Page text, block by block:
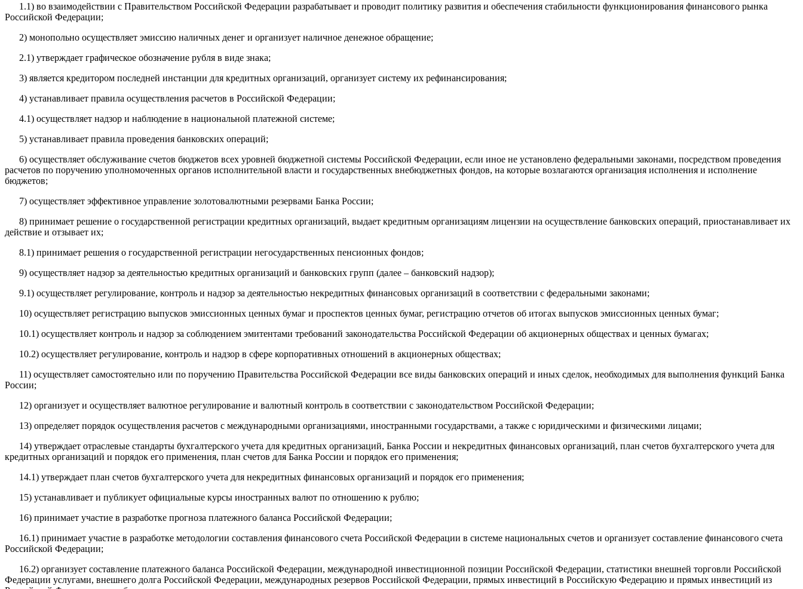
1.1) во взаимодействии с Правительством Российской Федерации разрабатывает и проводит политику развития и обеспечения стабильности функционирования финансового рынка
Российской Федерации;
2) монопольно осуществляет эмиссию наличных денег и организует наличное денежное обращение;
2.1) утверждает графическое обозначение рубля в виде знака;
3) является кредитором последней инстанции для кредитных организаций, организует систему их рефинансирования;
4) устанавливает правила осуществления расчетов в Российской Федерации;
4.1) осуществляет надзор и наблюдение в национальной платежной системе;
5) устанавливает правила проведения банковских операций;
6) осуществляет обслуживание счетов бюджетов всех уровней бюджетной системы Российской Федерации, если иное не установлено федеральными законами, посредством проведения
расчетов по поручению уполномоченных органов исполнительной власти и государственных внебюджетных фондов, на которые возлагаются организация исполнения и исполнение
бюджетов;
7) осуществляет эффективное управление золотовалютными резервами Банка России;
8) принимает решение о государственной регистрации кредитных организаций, выдает кредитным организациям лицензии на осуществление банковских операций, приостанавливает их
действие и отзывает их;
8.1) принимает решения о государственной регистрации негосударственных пенсионных фондов;
9) осуществляет надзор за деятельностью кредитных организаций и банковских групп (далее – банковский надзор);
9.1) осуществляет регулирование, контроль и надзор за деятельностью некредитных финансовых организаций в соответствии с федеральными законами;
10) осуществляет регистрацию выпусков эмиссионных ценных бумаг и проспектов ценных бумаг, регистрацию отчетов об итогах выпусков эмиссионных ценных бумаг;
10.1) осуществляет контроль и надзор за соблюдением эмитентами требований законодательства Российской Федерации об акционерных обществах и ценных бумагах;
10.2) осуществляет регулирование, контроль и надзор в сфере корпоративных отношений в акционерных обществах;
11) осуществляет самостоятельно или по поручению Правительства Российской Федерации все виды банковских операций и иных сделок, необходимых для выполнения функций Банка
России;
12) организует и осуществляет валютное регулирование и валютный контроль в соответствии с законодательством Российской Федерации;
13) определяет порядок осуществления расчетов с международными организациями, иностранными государствами, а также с юридическими и физическими лицами;
14) утверждает отраслевые стандарты бухгалтерского учета для кредитных организаций, Банка России и некредитных финансовых организаций, план счетов бухгалтерского учета для
кредитных организаций и порядок его применения, план счетов для Банка России и порядок его применения;
14.1) утверждает план счетов бухгалтерского учета для некредитных финансовых организаций и порядок его применения;
15) устанавливает и публикует официальные курсы иностранных валют по отношению к рублю;
16) принимает участие в разработке прогноза платежного баланса Российской Федерации;
16.1) принимает участие в разработке методологии составления финансового счета Российской Федерации в системе национальных счетов и организует составление финансового счета
Российской Федерации;
16.2) организует составление платежного баланса Российской Федерации, международной инвестиционной позиции Российской Федерации, статистики внешней торговли Российской
Федерации услугами, внешнего долга Российской Федерации, международных резервов Российской Федерации, прямых инвестиций в Российскую Федерацию и прямых инвестиций из